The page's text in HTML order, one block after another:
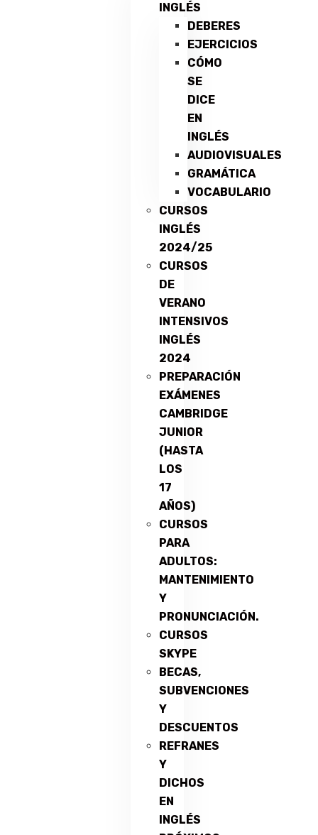
INGLÉS
DEBERES
EJERCICIOS
CÓMO
SE
DICE
EN
INGLÉS
AUDIOVISUALES
GRAMÁTICA
VOCABULARIO
CURSOS
INGLÉS
2024/25
CURSOS
DE
VERANO
INTENSIVOS
INGLÉS
2024
PREPARACIÓN
EXÁMENES
CAMBRIDGE
JUNIOR
(HASTA
LOS
17
AÑOS)
CURSOS
PARA
ADULTOS:
MANTENIMIENTO
Y
PRONUNCIACIÓN.
CURSOS
SKYPE
BECAS,
SUBVENCIONES
Y
DESCUENTOS
REFRANES
Y
DICHOS
EN
INGLÉS